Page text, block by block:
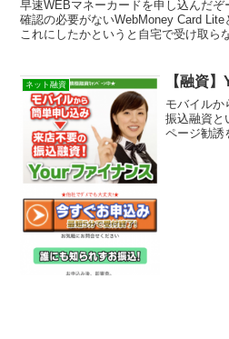
早速WEBマネーカードを申し込んだぞ
確認の必要がないWebMoney Card
これにしたかというと自宅で受け取ら
ネット融資 【融資
モバイルか
振込融資と
ページ勧誘